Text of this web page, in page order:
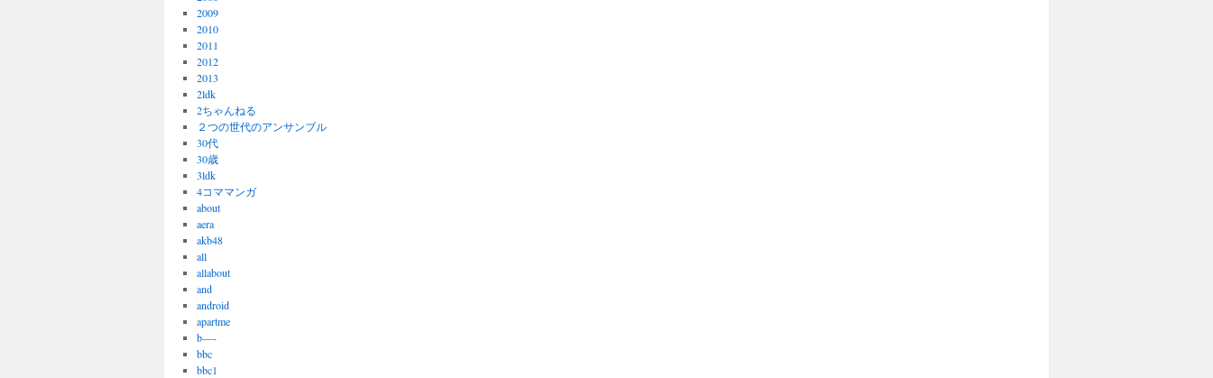
2009
2010
2011
2012
2013
2ldk
2ちゃんねる
２つの世代のアンサンブル
30代
30歳
3ldk
4コママンガ
about
aera
akb48
all
allabout
and
android
apartme
b—-
bbc
bbc1